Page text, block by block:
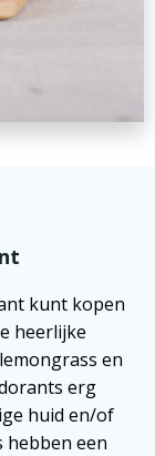
kunt kopen
heerlijke
en
erg
huid en/of
hebben een